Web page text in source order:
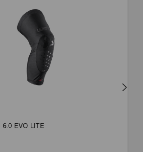
6.0 EVO LITE